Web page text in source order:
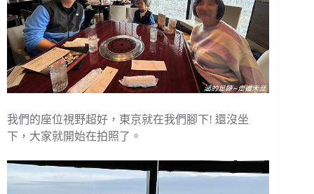
我們的座位視野超好，東京就在我們腳下! 還沒坐
下，大家就開始在拍照了。